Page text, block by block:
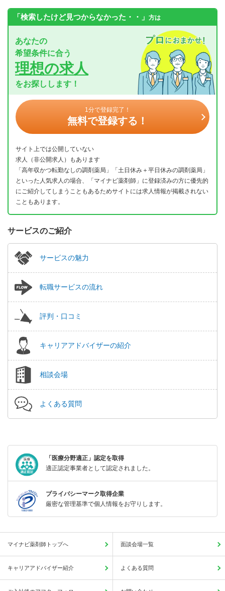
「検索したけど見つからなかった・・」 方は
あなたの
希望条件に合う
理想の求人
をお探しします！
1分で登録完了！
無料で登録する！
サイト上では公開していない
求人（非公開求人）もあります
「高年収かつ転勤なしの調剤薬局」「土日休み＋平日休みの調剤薬局」
といった人気求人の場合、「マイナビ薬剤師」に登録済みの方に優先的
にご紹介してしまうこともあるためサイトには求人情報が掲載されない
こともあります。
サービスのご紹介
サービスの魅力
転職サービスの流れ
評判・口コミ
キャリアアドバイザーの紹介
相談会場
よくある質問
「医療分野適正」認定を取得
適正認定事業者として認定されました。
プライバシーマーク取得企業
厳密な管理基準で個人情報をお守りします。
マイナビ薬剤師トップへ 面談会場一覧
キャリアアドバイザー紹介 よくある質問